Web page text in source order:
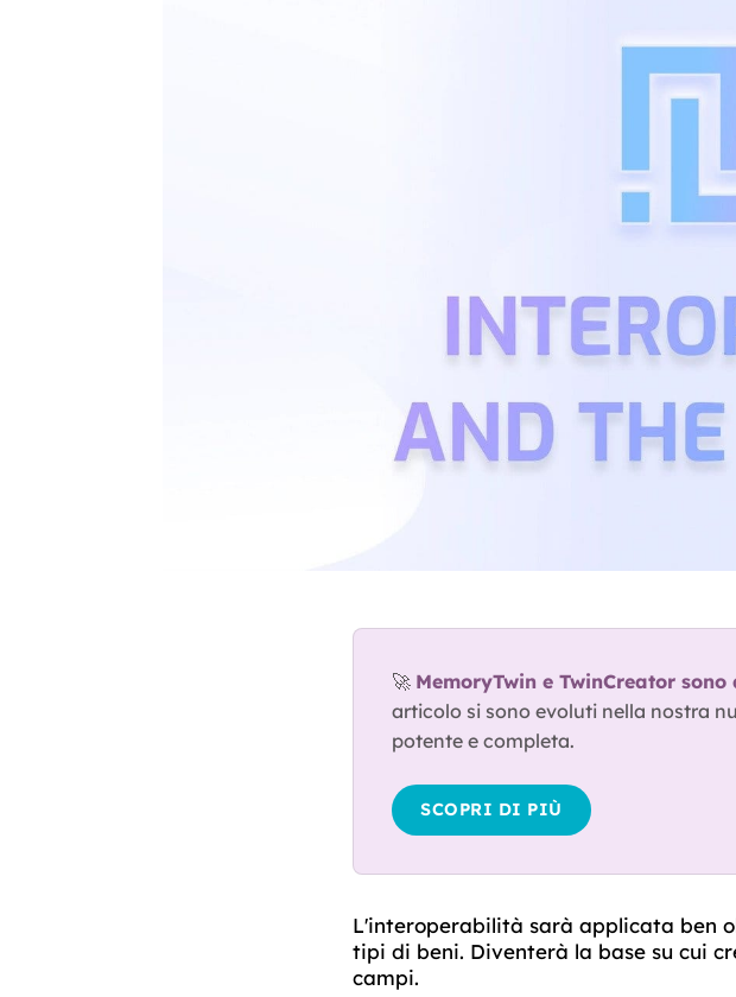
🚀 MemoryTwin e TwinCreator
articolo si sono evoluti nella nostra
potente e completa.
SCOPRI DI PIÙ
L'interoperabilità sarà applicata ben
tipi di beni. Diventerà la base su cui
campi.